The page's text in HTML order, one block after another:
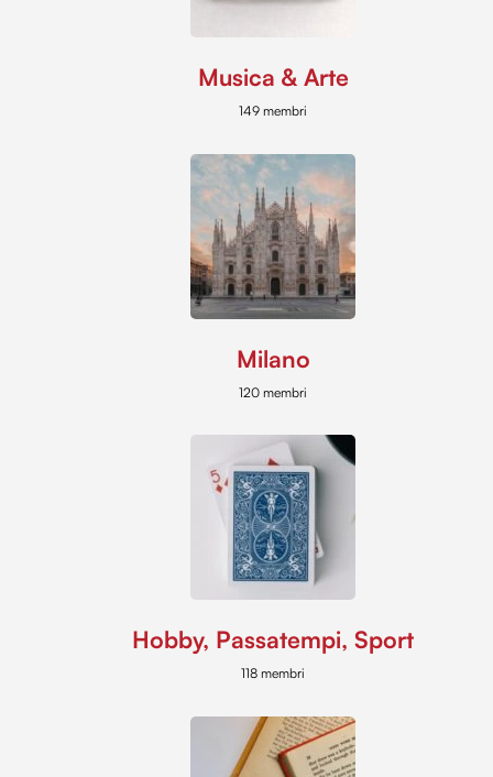
Musica & Arte
149 membri
Milano
120 membri
Hobby, Passatempi, Sport
118 membri